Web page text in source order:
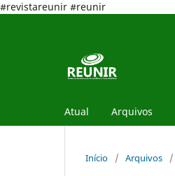
#revistareunir #reunir
Atual Arquivos
Início / Arquivos /